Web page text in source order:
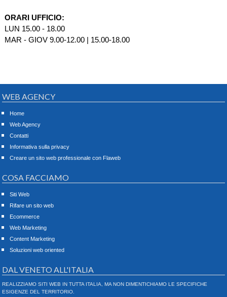
ORARI UFFICIO:
LUN 15.00 - 18.00
MAR - GIOV 9.00-12.00 | 15.00-18.00
WEB AGENCY
Home
Web Agency
Contatti
Informativa sulla privacy
Creare un sito web professionale con Flaweb
COSA FACCIAMO
Siti Web
Rifare un sito web
Ecommerce
Web Marketing
Content Marketing
Soluzioni web oriented
DAL VENETO ALL'ITALIA
REALIZZIAMO SITI WEB IN TUTTA ITALIA, MA NON DIMENTICHIAMO LE SPECIFICHE
ESIGENZE DEL TERRITORIO.